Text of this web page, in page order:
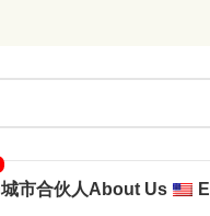
城市合伙人About Us